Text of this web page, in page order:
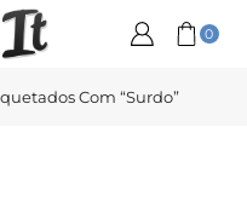
0
Com “surdo”